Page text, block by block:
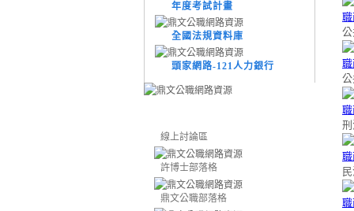
年度考試計畫
全國法規資料庫
頭家網路-121人力銀行
線上討論區
許博士部落格
鼎文公職部落格